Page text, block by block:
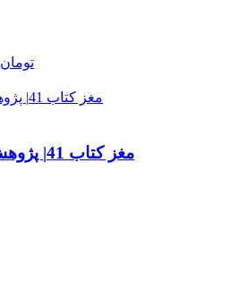
400,000 تومان
مغز کتاب 41| پژوهش‌های فلسفی | آنلاین